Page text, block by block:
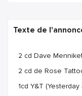
Texte de
2 cd Dave
2 cd de Rose
1cd Y&T